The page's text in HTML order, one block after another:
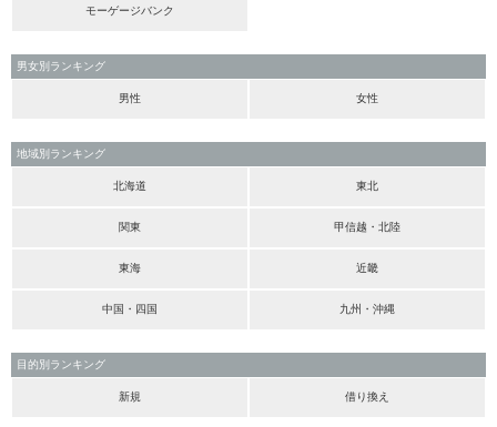
モーゲージバンク
男女別ランキング
男性 女性
地域別ランキング
北海道 東北
関東 甲信越・北陸
東海 近畿
中国・四国 九州・沖縄
目的別ランキング
新規 借り換え